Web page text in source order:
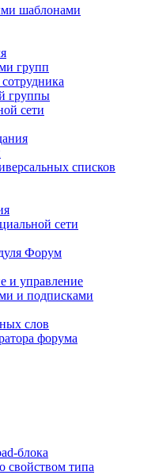
шаблонами
групп
группы
сети
списков
сети
Форум
и управление
и подписками
слов
форума
блока
свойством типа